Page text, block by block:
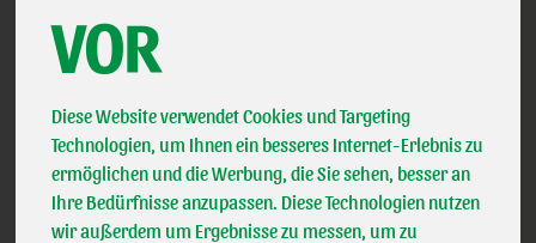
VOR
Diese Website verwendet Cookies und Targeting
Technologien, um Ihnen ein besseres Internet-Erlebnis zu
ermöglichen und die Werbung, die Sie sehen, besser an
Ihre Bedürfnisse anzupassen. Diese Technologien nutzen
wir außerdem um Ergebnisse zu messen, um zu
Kinder Tomatensoße
100% frische Tomaten aus der Toskana
100% kbA BNN-Herst
HandelsklasseII
IT-BIO-006
(8,79 € / kg)
inkl. 7% MwSt.